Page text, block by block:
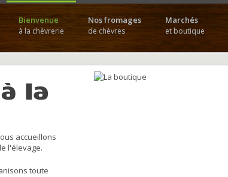
Bienvenue
à la chèvrerie
Nos fromages
de chèvres
Marchés
et boutique
la
accueillons
l'élevage.
toute